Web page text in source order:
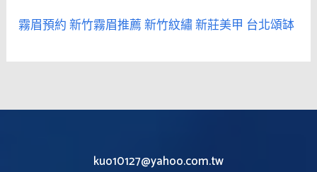
霧眉預約新竹霧眉推薦新竹紋繡新莊美甲 台北頌缽
kuo10127@yahoo.com.tw